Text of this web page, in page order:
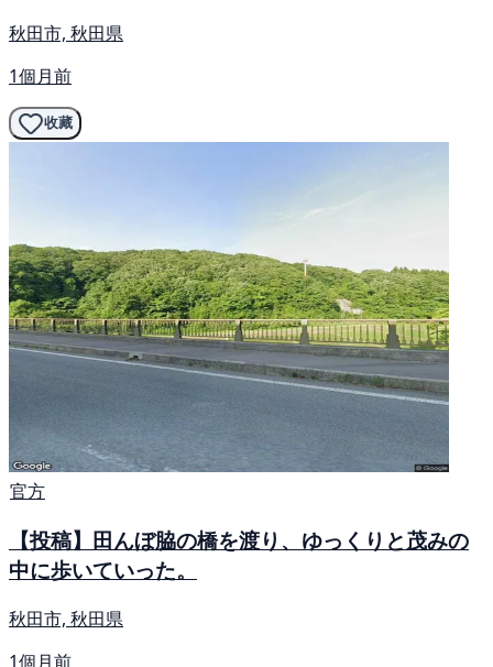
秋田市, 秋田県
1個月前
收藏
官方
【投稿】田んぼ脇の橋を渡り、ゆっくりと茂みの
中に歩いていった。
秋田市, 秋田県
1個月前